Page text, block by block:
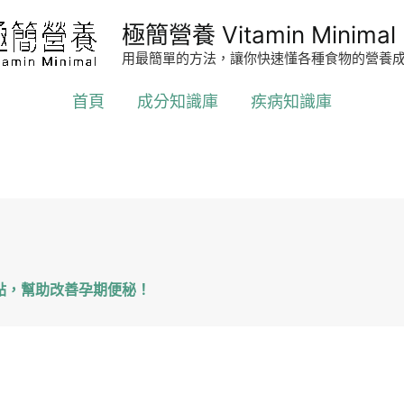
極簡營養 Vitamin Minimal
用最簡單的方法，讓你快速懂各種食物的營養
首頁 成分知識庫 疾病知識庫
幫助改善孕期便秘！